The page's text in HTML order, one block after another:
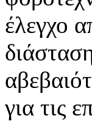
έλεγχο
για τις